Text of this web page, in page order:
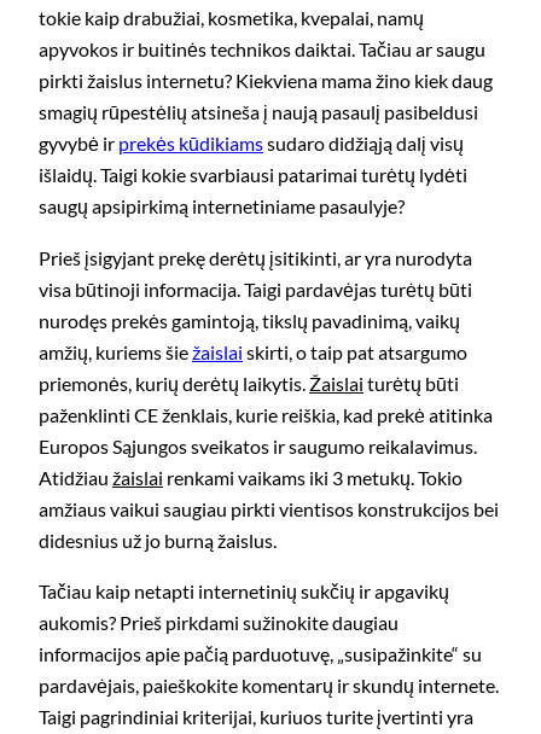
tokie kaip drabužiai, kosmetika, kvepalai, namų
apyvokos ir buitinės technikos daiktai. Tačiau ar saugu
pirkti žaislus internetu? Kiekviena mama žino kiek daug
smagių rūpestėlių atsineša į naują pasaulį pasibeldusi
gyvybė ir prekės kūdikiamssudaro didžiąją dalį visų
išlaidų. Taigi kokie svarbiausi patarimai turėtų lydėti
saugų apsipirkimą internetiniame pasaulyje?
Prieš įsigyjant prekę derėtų įsitikinti, ar yra nurodyta
visa būtinoji informacija. Taigi pardavėjas turėtų būti
nurodęs prekės gamintoją, tikslų pavadinimą, vaikų
amžių, kuriems šiežaislai skirti, o taip pat atsargumo
priemonės, kurių derėtų laikytis. Žaislai turėtų būti
paženklinti CE ženklais, kurie reiškia, kad prekė atitinka
Europos Sąjungos sveikatos ir saugumo reikalavimus.
Atidžiau žaislai renkami vaikams iki 3 metukų. Tokio
amžiaus vaikui saugiau pirkti vientisos konstrukcijos bei
didesnius už jo burną žaislus.
Tačiau kaip netapti internetinių sukčių ir apgavikų
aukomis? Prieš pirkdami sužinokite daugiau
informacijos apie pačią parduotuvę, „susipažinkite“ su
pardavėjais, paieškokite komentarų ir skundų internete.
Taigi pagrindiniai kriterijai, kuriuos turite įvertinti yra